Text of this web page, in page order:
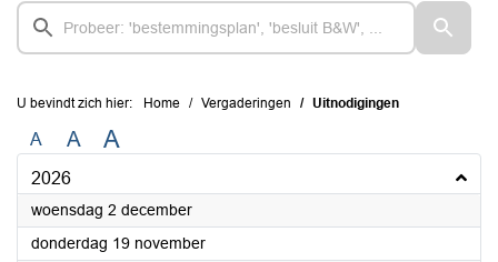
U bevindt zich hier: Home Vergaderingen Uitnodigingen
A A A
2026
woensdag 2 december2026
donderdag 19 november2026